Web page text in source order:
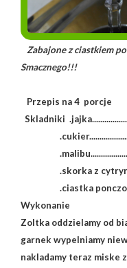
Zabajone z
Smacznego!!!
Przepis na 4 porcje
Skladniki
.skorka z
.ciastka ponczowe
Wykonanie
Zoltka oddzielamy od
garnek wypelniamy
nakladamy teraz miske